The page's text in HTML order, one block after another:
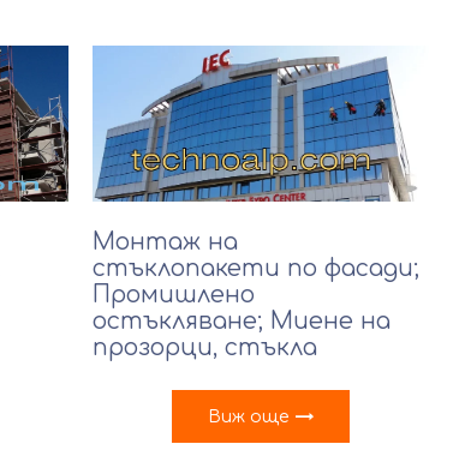
Монтаж на
стъклопакети по фасади;
Промишлено
остъкляване; Миене на
прозорци, стъкла
Виж още